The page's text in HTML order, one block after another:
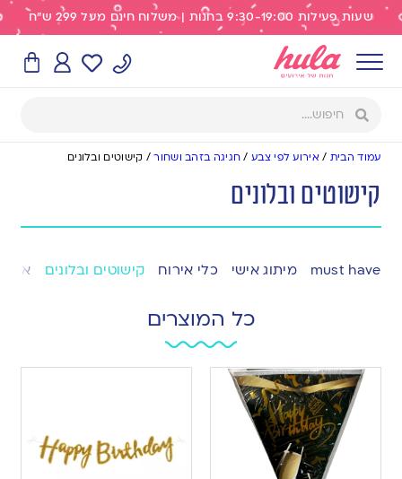
שעות פעילות 9:30-19:00 בחנות | משלוח חינם מעל 299 ש"ח
עמוד הבית /אירוע לפי צבע/ חגיגה בזהב ושחור/ קישוטים ובלונים
קישוטים ובלונים
must have מיתוג אישי כלי אירוח קישוטים ובלונים
כל המוצרים